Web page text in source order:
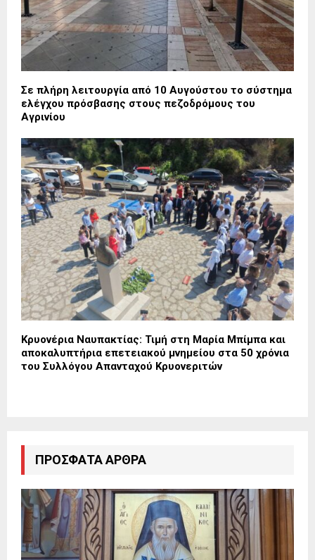
Σε πλήρη λειτουργία από 10 Αυγούστου το σύστημα
ελέγχου πρόσβασης στους πεζοδρόμους του
Αγρινίου
Κρυονέρια Ναυπακτίας: Τιμή στη Μαρία Μπίμπα και
αποκαλυπτήρια επετειακού μνημείου στα 50 χρόνια
του Συλλόγου Απανταχού Κρυονεριτών
ΠΡΌΣΦΑΤΑ ΆΡΘΡΑ